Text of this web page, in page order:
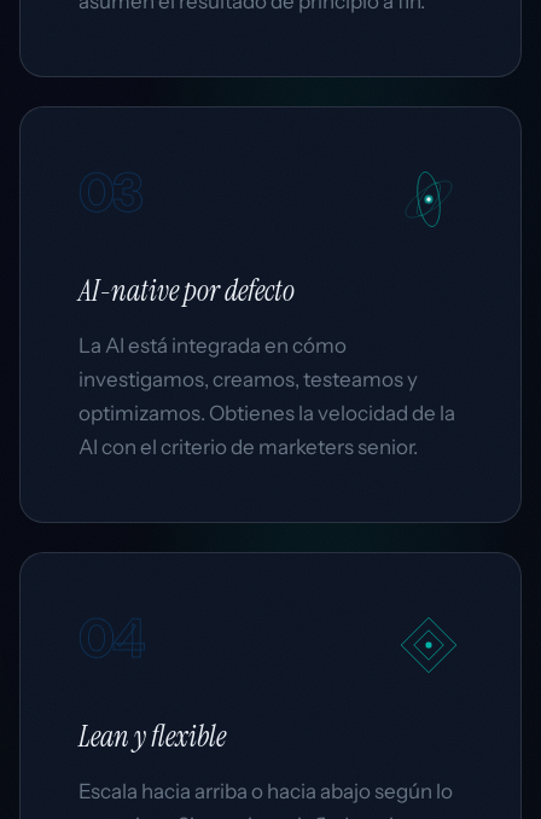
03
AI-nativepor defecto
La AI está integrada en cómo
investigamos, creamos, testeamos y
optimizamos. Obtienes la velocidad de la
AI con el criterio de marketers senior.
04
Leany flexible
Escala hacia arriba o hacia abajo según lo